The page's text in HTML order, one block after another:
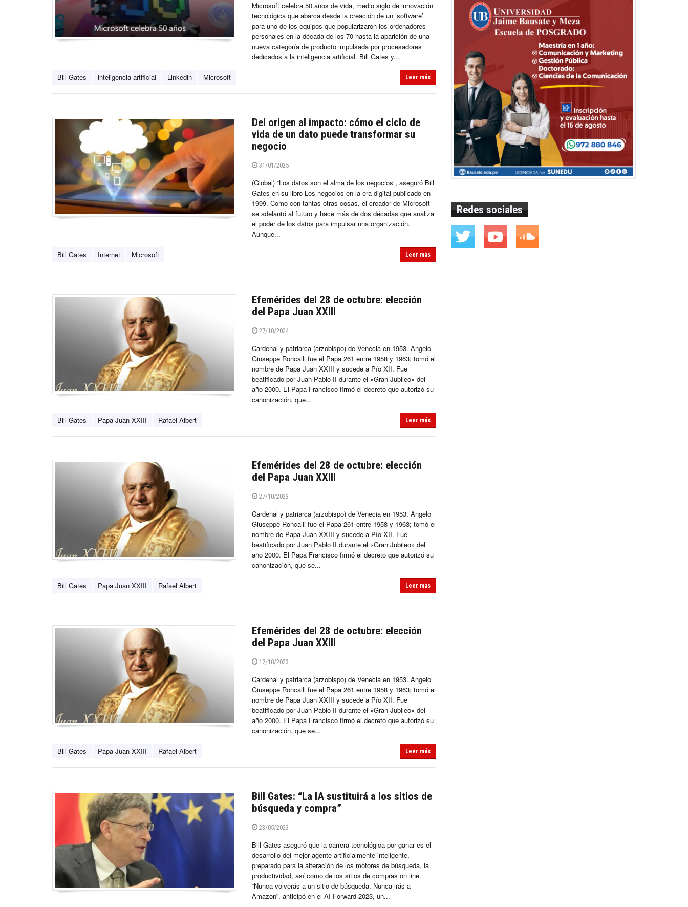
Microsoft celebra 50 años de vida, medio siglo de innovación
tecnológica que abarca desde la creación de un ‘software’
para uno de los equipos que popularizaron los ordenadores
personales en la década de los 70 hasta la aparición de una
nueva categoría de producto impulsada por procesadores
dedicados a la inteligencia artificial. Bill Gates y...
Bill Gates inteligencia artificial Linkedin Microsoft Leer más
Del origen al impacto: cómo el ciclo de
vida de un dato puede transformar su
negocio
31/01/2025
(Global) “Los datos son el alma de los negocios”, aseguró Bill
Gates en su libro Los negocios en la era digital publicado en
1999. Como con tantas otras cosas, el creador de Microsoft
se adelantó al futuro y hace más de dos décadas que analiza
el poder de los datos para impulsar una organización.
Aunque...
Bill Gates Internet Microsoft Leer más
Efemérides del 28 de octubre: elección
del Papa Juan XXIII
27/10/2024
Cardenal y patriarca (arzobispo) de Venecia en 1953. Angelo
Giuseppe Roncalli fue el Papa 261 entre 1958 y 1963; tomó el
nombre de Papa Juan XXIII y sucede a Pío XII. Fue
beatificado por Juan Pablo II durante el «Gran Jubileo» del
año 2000. El Papa Francisco firmó el decreto que autorizó su
canonización, que...
Bill Gates Papa Juan XXIII Rafael Albert Leer más
Efemérides del 28 de octubre: elección
del Papa Juan XXIII
27/10/2023
Cardenal y patriarca (arzobispo) de Venecia en 1953. Angelo
Giuseppe Roncalli fue el Papa 261 entre 1958 y 1963; tomó el
nombre de Papa Juan XXIII y sucede a Pío XII. Fue
beatificado por Juan Pablo II durante el «Gran Jubileo» del
año 2000. El Papa Francisco firmó el decreto que autorizó su
canonización, que se...
Bill Gates Papa Juan XXIII Rafael Albert Leer más
Efemérides del 28 de octubre: elección
del Papa Juan XXIII
17/10/2023
Cardenal y patriarca (arzobispo) de Venecia en 1953. Angelo
Giuseppe Roncalli fue el Papa 261 entre 1958 y 1963; tomó el
nombre de Papa Juan XXIII y sucede a Pío XII. Fue
beatificado por Juan Pablo II durante el «Gran Jubileo» del
año 2000. El Papa Francisco firmó el decreto que autorizó su
canonización, que se...
Bill Gates Papa Juan XXIII Rafael Albert Leer más
Bill Gates: “La IA sustituirá a los sitios de
búsqueda y compra”
23/05/2023
Bill Gates aseguró que la carrera tecnológica por ganar es el
desarrollo del mejor agente artificialmente inteligente,
preparado para la alteración de los motores de búsqueda, la
productividad, así como de los sitios de compras on line.
“Nunca volverás a un sitio de búsqueda. Nunca irás a
Amazon”, anticipó en el AI Forward 2023, un...
Redes sociales